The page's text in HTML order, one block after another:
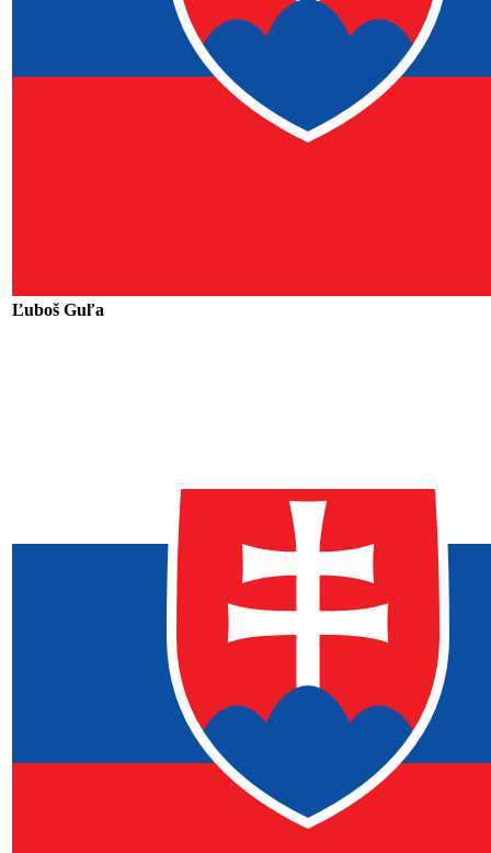
Ľuboš Guľa